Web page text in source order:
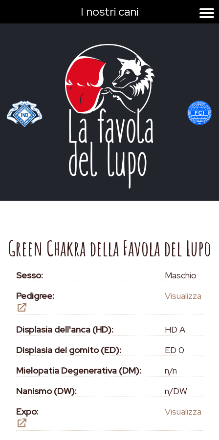
I nostri cani
Green Chakra della Favola del Lupo
Sesso:
Maschio
Pedigree:
Visualizza
Displasia dell'anca (HD):
HD A
Displasia del gomito (ED):
ED 0
Mielopatia Degenerativa (DM):
n/n
Nanismo (DW):
n/DW
Expo:
Visualizza